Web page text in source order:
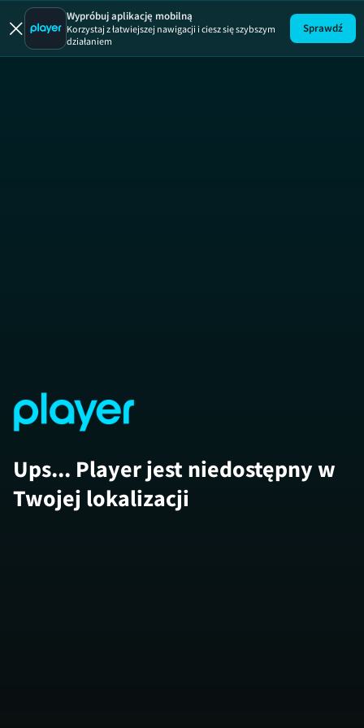
Ukryta
Wypróbuj aplikację mobilną
Korzystaj z łatwiejszej nawigacji i ciesz się szybszym
działaniem
Sprawdź
Ups... Player jest niedostępny w
Twojej lokalizacji